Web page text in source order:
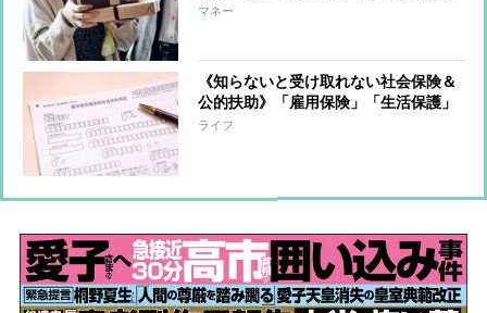
マネー
《知らないと受け取れない社会保険＆
公的扶助》「雇用保険」「生活保護」
など生活が苦しいときのための3制度
ライフ